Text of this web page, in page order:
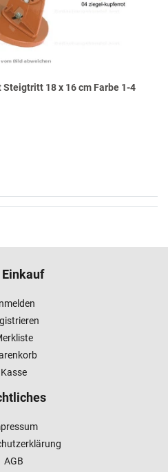
18 x 16 cm Farbe 1-4
Einkauf
Kasse
AGB